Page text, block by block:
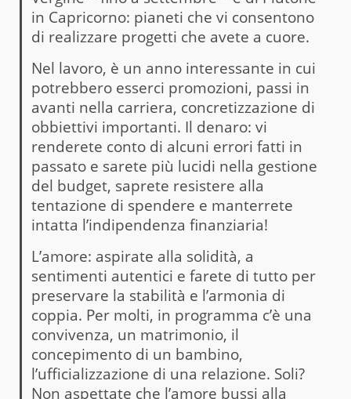
in Capricorno: pianeti che vi consentono
di realizzare progetti che avete a cuore.
Nel lavoro, è un anno interessante in cui
potrebbero esserci promozioni, passi in
avanti nella carriera, concretizzazione di
obbiettivi importanti. Il denaro: vi
renderete conto di alcuni errori fatti in
passato e sarete più lucidi nella gestione
del budget, saprete resistere alla
tentazione di spendere e manterrete
intatta l’indipendenza finanziaria!
L’amore: aspirate alla solidità, a
sentimenti autentici e farete di tutto per
preservare la stabilità e l’armonia di
coppia. Per molti, in programma c’è una
convivenza, un matrimonio, il
concepimento di un bambino,
l’ufficializzazione di una relazione. Soli?
Non aspettate che l’amore bussi alla